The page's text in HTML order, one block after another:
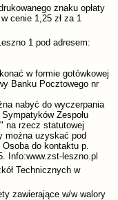
znaku opłaty
cenie 1,25 zł za 1
1 pod adresem:
w formie gotówkowej
Banku Pocztowego nr
nabyć do wyczerpania
Zespołu
na rzecz statutowej
można uzyskać pod
do kontaktu p.
Info:www.zst-leszno.pl
Technicznych w
zawierające w/w walory